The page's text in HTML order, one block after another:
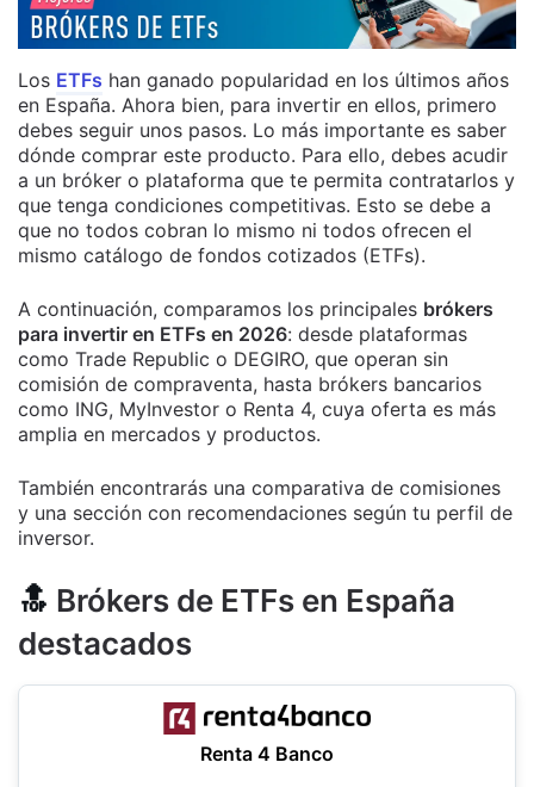
Los ETFs han ganado popularidad en los últimos años
en España. Ahora bien, para invertir en ellos, primero
debes seguir unos pasos. Lo más importante es saber
dónde comprar este producto. Para ello, debes acudir
a un bróker o plataforma que te permita contratarlos y
que tenga condiciones competitivas. Esto se debe a
que no todos cobran lo mismo ni todos ofrecen el
mismo catálogo de fondos cotizados (ETFs).
A continuación, comparamos los principales brókers
para invertir en ETFs en 2026: desde plataformas
como Trade Republic o DEGIRO, que operan sin
comisión de compraventa, hasta brókers bancarios
como ING, MyInvestor o Renta 4, cuya oferta es más
amplia en mercados y productos.
También encontrarás una comparativa de comisiones
y una sección con recomendaciones según tu perfil de
inversor.
🔝 Brókers de ETFs en España
destacados
Renta 4 Banco